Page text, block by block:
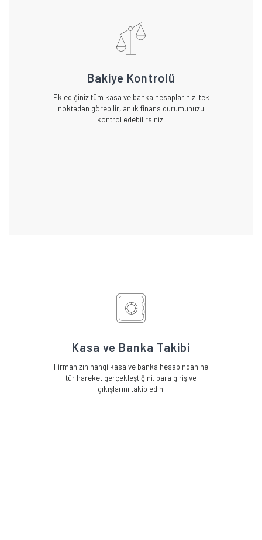
Bakiye Kontrolü
Eklediğiniz tüm kasa ve banka hesaplarınızı tek
noktadan görebilir, anlık finans durumunuzu
kontrol edebilirsiniz.
Kasa ve Banka Takibi
Firmanızın hangi kasa ve banka hesabından ne
tür hareket gerçekleştiğini, para giriş ve
çıkışlarını takip edin.